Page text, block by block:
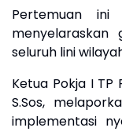
Pertemuan
menyelaraskan
seluruh lini
​Ketua Pokja I TP
S.Sos,
implementasi